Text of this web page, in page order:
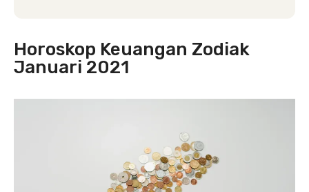
Horoskop Keuangan Zodiak
Januari 2021